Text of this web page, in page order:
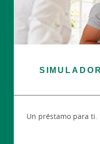
Un préstamo para ti.